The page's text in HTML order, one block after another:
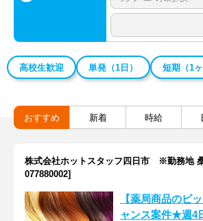
高校生歓迎 単発（1日） 短期（1ヶ
おすすめ 新着 時給
株式会社ホットスタッフ四日市 ※勤務地
077880002]
【薬局商品のピ
ャンス案件★週4